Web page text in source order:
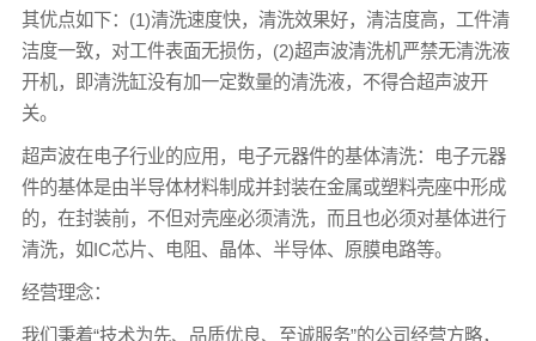
其优点如下：(1)清洗速度快，清洗效果好，清洁度高，工件清
洁度一致，对工件表面无损伤，(2)超声波清洗机严禁无清洗液
开机，即清洗缸没有加一定数量的清洗液，不得合超声波开
关。
超声波在电子行业的应用，电子元器件的基体清洗：电子元器
件的基体是由半导体材料制成并封装在金属或塑料壳座中形成
的，在封装前，不但对壳座必须清洗，而且也必须对基体进行
清洗，如IC芯片、电阻、晶体、半导体、原膜电路等。
经营理念：
我们秉着“技术为先、品质优良、至诚服务”的公司经营方略，